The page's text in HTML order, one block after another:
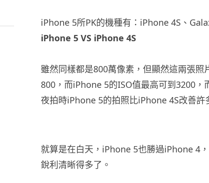
iPhone 5所PK的機種有：iPhone 4S、
iPhone 5 VS iPhone 4S
雖然同樣都是800萬像素，但顯然這兩張照
800，而iPhone 5的ISO值最高可到3200，
夜拍時iPhone 5的拍照比iPhone 4S改善許
就算是在白天，iPhone 5也勝過iPhone 4
銳利清晰得多了。